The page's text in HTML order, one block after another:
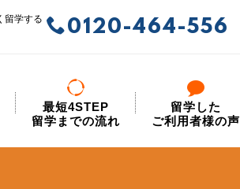
留学する
0120-464-556
最短4STEP
留学までの流れ
留学した
ご利用者様の声